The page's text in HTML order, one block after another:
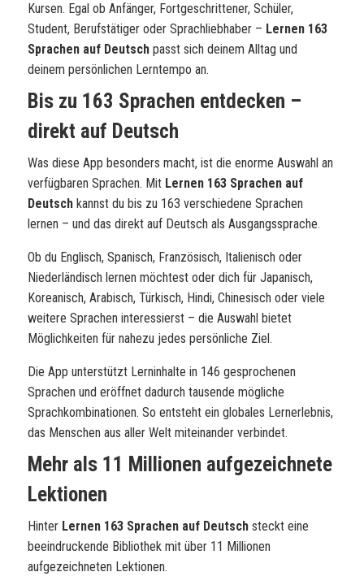
Kursen. Egal ob Anfänger, Fortgeschrittener, Schüler,
Student, Berufstätiger oder Sprachliebhaber – Lernen 163
Sprachen auf Deutsch passt sich deinem Alltag und
deinem persönlichen Lerntempo an.
Bis zu 163 Sprachen entdecken –
direkt auf Deutsch
Was diese App besonders macht, ist die enorme Auswahl an
verfügbaren Sprachen. Mit Lernen 163 Sprachen auf
Deutsch kannst du bis zu 163 verschiedene Sprachen
lernen – und das direkt auf Deutsch als Ausgangssprache.
Ob du Englisch, Spanisch, Französisch, Italienisch oder
Niederländisch lernen möchtest oder dich für Japanisch,
Koreanisch, Arabisch, Türkisch, Hindi, Chinesisch oder viele
weitere Sprachen interessierst – die Auswahl bietet
Möglichkeiten für nahezu jedes persönliche Ziel.
Die App unterstützt Lerninhalte in 146 gesprochenen
Sprachen und eröffnet dadurch tausende mögliche
Sprachkombinationen. So entsteht ein globales Lernerlebnis,
das Menschen aus aller Welt miteinander verbindet.
Mehr als 11 Millionen aufgezeichnete
Lektionen
Hinter Lernen 163 Sprachen auf Deutsch steckt eine
beeindruckende Bibliothek mit über 11 Millionen
aufgezeichneten Lektionen.